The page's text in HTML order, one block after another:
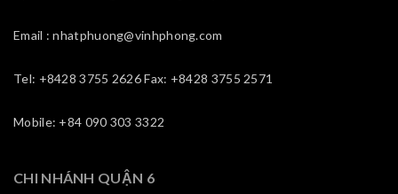
Email : nhatphuong@vinhphong.com
Tel: +8428 3755 2626 Fax: +8428 3755 2571
Mobile: +84 090 303 3322
CHI NHÁNH QUẬN 6